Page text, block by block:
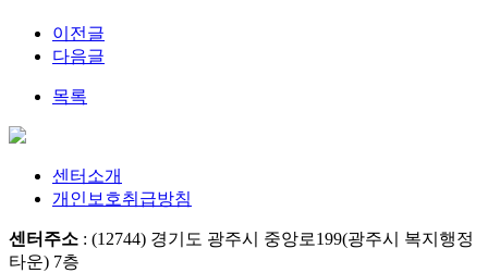
이전글
다음글
목록
센터소개
개인보호취급방침
센터주소 : (12744) 경기도 광주시 중앙로199(광주시 복지행정
타운) 7층